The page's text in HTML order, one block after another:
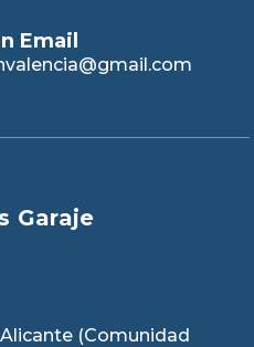
Email
Garaje
(Comunidad